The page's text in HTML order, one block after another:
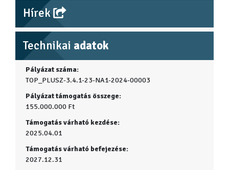
Hírek
Technikai adatok
Pályázat száma:
TOP_PLUSZ-3.4.1-23-NA1-2024-00003
Pályázat támogatás összege:
155.000.000 Ft
Támogatás várható kezdése:
2025.04.01
Támogatás várható befejezése:
2027.12.31